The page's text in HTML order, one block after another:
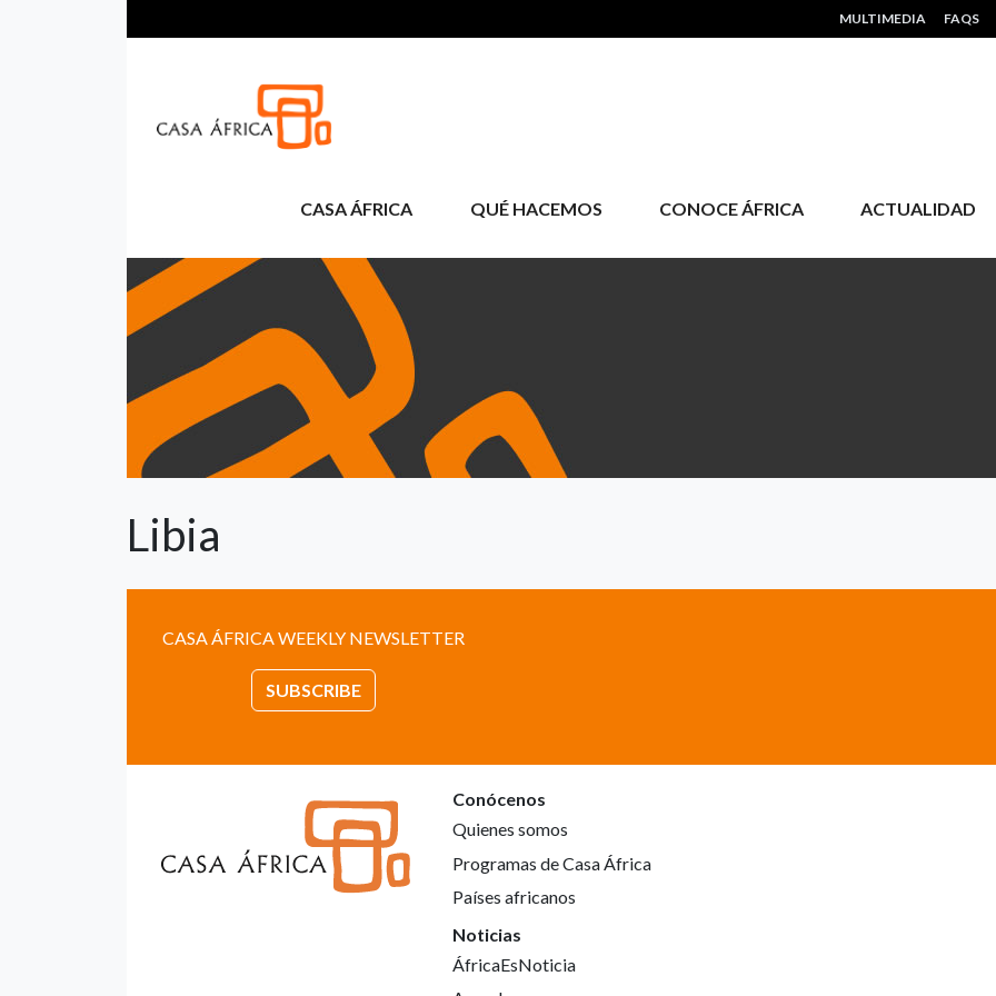
HEADER MENU
MULTIMEDIA FAQS
CASA ÁFRICA QUÉ HACEMOS CONOCE ÁFRICA ACTUALIDAD
Libia
CASA ÁFRICA WEEKLY NEWSLETTER
SUBSCRIBE
Conócenos
Quienes somos
Programas de Casa África
Países africanos
Noticias
ÁfricaEsNoticia